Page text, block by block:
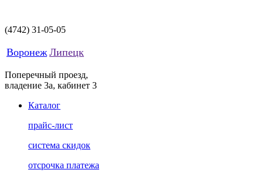
(4742) 31-05-05
Воронеж Липецк
Поперечный проезд,
владение 3а, кабинет 3
Каталог
прайс-лист
система скидок
отсрочка платежа